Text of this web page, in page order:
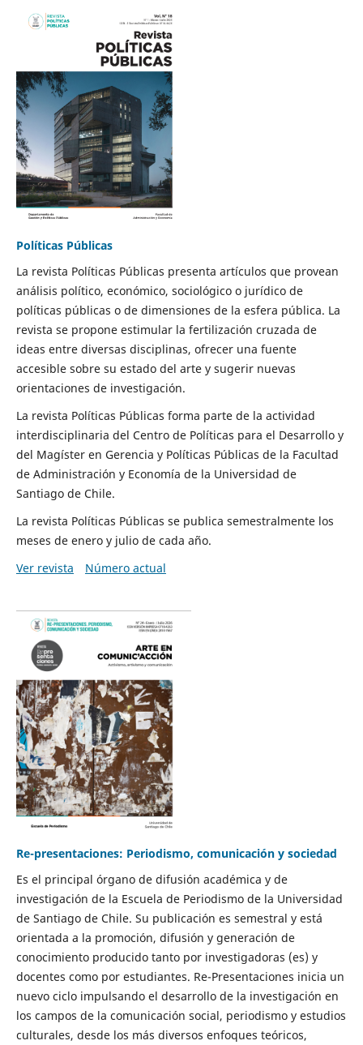
Políticas Públicas
La revista Políticas Públicas presenta artículos que provean
análisis político, económico, sociológico o jurídico de
políticas públicas o de dimensiones de la esfera pública. La
revista se propone estimular la fertilización cruzada de
ideas entre diversas disciplinas, ofrecer una fuente
accesible sobre su estado del arte y sugerir nuevas
orientaciones de investigación.
La revista Políticas Públicas forma parte de la actividad
interdisciplinaria del Centro de Políticas para el Desarrollo y
del Magíster en Gerencia y Políticas Públicas de la Facultad
de Administración y Economía de la Universidad de
Santiago de Chile.
La revista Políticas Públicas se publica semestralmente los
meses de enero y julio de cada año.
Ver revista
Número actual
Re-presentaciones: Periodismo, comunicación y sociedad
Es el principal órgano de difusión académica y de
investigación de la Escuela de Periodismo de la Universidad
de Santiago de Chile. Su publicación es semestral y está
orientada a la promoción, difusión y generación de
conocimiento producido tanto por investigadoras (es) y
docentes como por estudiantes. Re-Presentaciones inicia un
nuevo ciclo impulsando el desarrollo de la investigación en
los campos de la comunicación social, periodismo y estudios
culturales, desde los más diversos enfoques teóricos,